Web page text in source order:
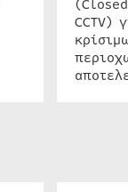
CCTV)